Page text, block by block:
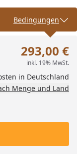
Bedingungen
293,00 €
inkl. 19% MwSt.
in Deutschland
Menge und Land
legen